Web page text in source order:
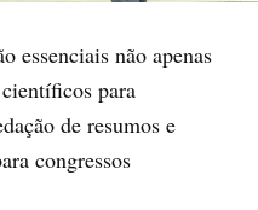
essenciais não apenas
para
de resumos e
congressos